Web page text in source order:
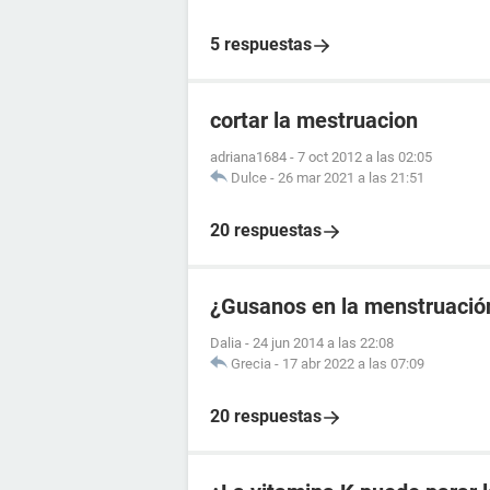
5 respuestas
cortar la mestruacion
adriana1684 - 7 oct 2012 a las 02:05
Dulce - 26 mar 2021 a las 21:51
20 respuestas
¿Gusanos en la
Dalia - 24 jun 2014 a las 22:08
Grecia - 17 abr 2022 a las 07:09
20 respuestas